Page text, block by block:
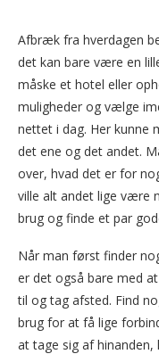
Afbræk fra hverdagen
det kan bare være en
måske et hotel eller
muligheder og vælge
nettet i dag. Her kunne
det ene og det andet.
over, hvad det er for
ville alt andet lige være
brug og finde et par
Når man først finder
er det også bare med
til og tag afsted. Find
brug for at få lige
at tage sig af